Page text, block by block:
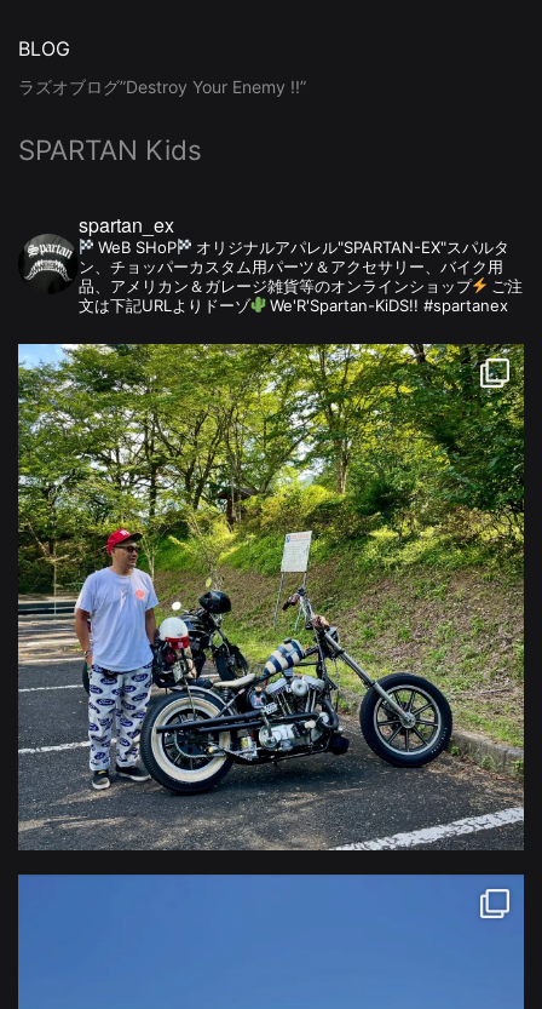
BLOG
ラズオブログ”Destroy Your Enemy !!”
SPARTAN Kids
spartan_ex
WeB SHoP
オリジナルアパレル"SPARTAN-EX"スパルタ
ン、チョッパーカスタム用パーツ＆アクセサリー、バイク用
品、アメリカン＆ガレージ雑貨等のオンラインショップ
ご注
文は下記URLよりドーゾ
We'R'Spartan-KiDS!! #spartanex